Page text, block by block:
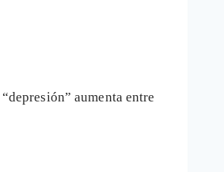
aumenta entre